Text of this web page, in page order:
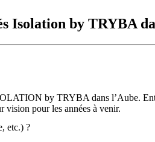
Isolation by TRYBA
by TRYBA dans l’Aube.
vision pour les années à venir.
etc.) ?